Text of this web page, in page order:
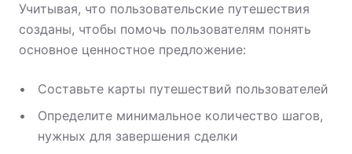
Учитывая, что пользовательские путешествия
созданы, чтобы помочь пользователям понять
основное ценностное предложение:
Составьте карты путешествий пользователей
Определите минимальное количество шагов,
нужных для завершения сделки